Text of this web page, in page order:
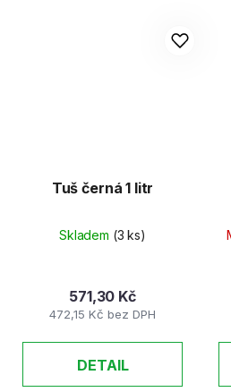
Tuš černá 1 litr
Skladem (3 ks)
472,15 Kč bez DPH
571,30 Kč
DETAIL